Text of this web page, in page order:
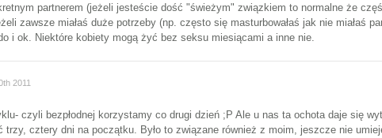
partnerem (jeżeli jesteście dość "świeżym" związkiem to normalne że
zawsze miałaś duże potrzeby (np. często się masturbowałaś jak nie miałaś
i ok. Niektóre kobiety mogą żyć bez seksu miesiącami a inne nie.
2011
czyli bezpłodnej korzystamy co drugi dzień ;P Ale u nas ta ochota daje się
trzy, cztery dni na początku. Było to związane również z moim, jeszcze nie